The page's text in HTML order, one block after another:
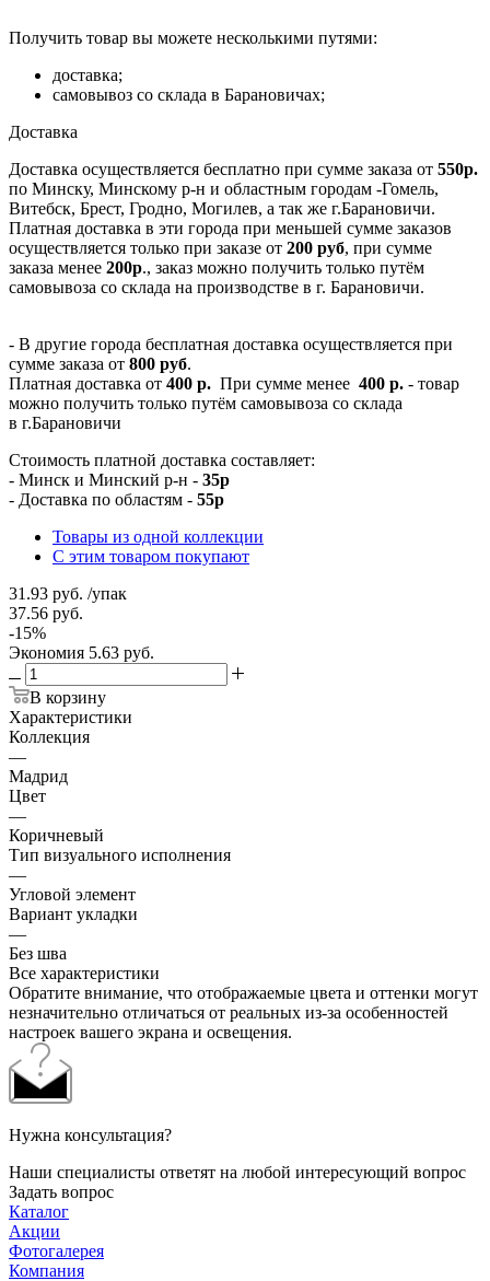
Получить товар вы можете несколькими путями:
доставка;
самовывоз со склада в Барановичах;
Доставка
Доставка осуществляется бесплатно при сумме заказа от 550р.
по Минску, Минскому р-н и областным городам -Гомель,
Витебск, Брест, Гродно, Могилев, а так же г.Барановичи.
Платная доставка в эти города при меньшей сумме заказов
осуществляется только при заказе от 200 руб, при сумме
заказа менее 200р., заказ можно получить только путём
самовывоза со склада на производстве в г. Барановичи.
- В другие города бесплатная доставка осуществляется при
сумме заказа от 800 руб.
Платная доставка от 400 р. При сумме менее 400 р. - товар
можно получить только путём самовывоза со склада
в г.Барановичи
Стоимость платной доставка составляет:
- Минск и Минский р-н - 35р
- Доставка по областям - 55р
Товары из одной коллекции
С этим товаром покупают
31.93 руб. /упак
37.56 руб.
-15%
Экономия 5.63 руб.
В корзину
Характеристики
Коллекция
—
Мадрид
Цвет
—
Коричневый
Тип визуального исполнения
—
Угловой элемент
Вариант укладки
—
Без шва
Все характеристики
Обратите внимание, что отображаемые цвета и оттенки могут
незначительно отличаться от реальных из-за особенностей
настроек вашего экрана и освещения.
Нужна консультация?
Наши специалисты ответят на любой интересующий вопрос
Задать вопрос
Каталог
Акции
Фотогалерея
Компания